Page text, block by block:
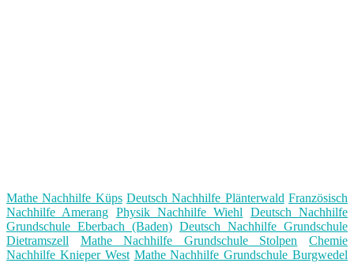
Mathe Nachhilfe Küps Deutsch Nachhilfe Plänterwald Französisch
Nachhilfe Amerang Physik Nachhilfe Wiehl
Deutsch Nachhilfe
Grundschule Eberbach (Baden) Deutsch Nachhilfe Grundschule
Dietramszell
Mathe Nachhilfe Grundschule Stolpen
Chemie
Nachhilfe Knieper West Mathe Nachhilfe Grundschule Burgwedel